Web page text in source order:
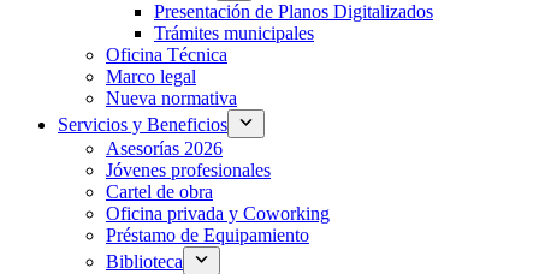
Presentación de Planos Digitalizados
Trámites municipales
Oficina Técnica
Marco legal
Nueva normativa
Servicios y Beneficios
Asesorías 2026
Jóvenes profesionales
Cartel de obra
Oficina privada y Coworking
Préstamo de Equipamiento
Biblioteca